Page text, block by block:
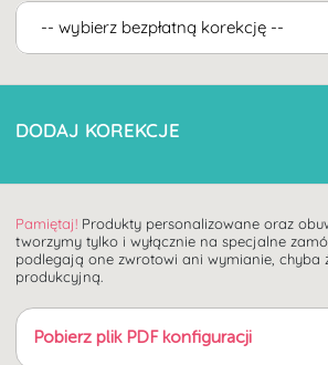
DODAJ KOREKCJE
Pobierz kartę
Pobierz
Pamiętaj! Produkty personalizowane oraz
tworzymy tylko i wyłącznie na specjalne
podlegają one zwrotowi ani wymianie, chyba
produkcyjną.
Pobierz plik PDF konfiguracji